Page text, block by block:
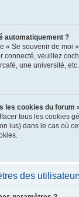
automatiquement ?
« Se souvenir de moi
connecté, veuillez
une université,
les cookies du forum
tous les cookies
lus) dans le cas où
des